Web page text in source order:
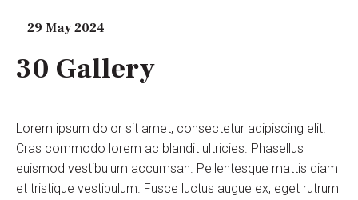
29 May 2024
30 Gallery
Lorem ipsum dolor sit amet, consectetur adipiscing elit.
Cras commodo lorem ac blandit ultricies. Phasellus
euismod vestibulum accumsan. Pellentesque mattis diam
et tristique vestibulum. Fusce luctus augue ex, eget rutrum